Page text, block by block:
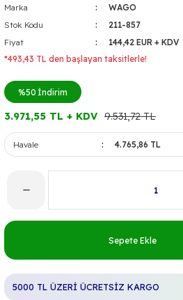
Marka
WAGO
Stok Kodu
211-857
Fiyat
144,42 EUR + KDV
*493,43 TL den başlayan taksitlerle!
%50 İndirim
3.971,55 TL + KDV 9.531,72 TL
Havale 4.765,86 TL
Sepete Ekle
5000 TL ÜZERİ ÜCRETSİZ KARGO